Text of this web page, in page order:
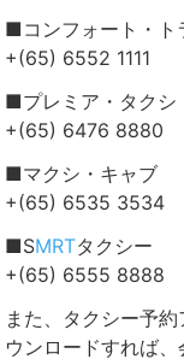
■コンフォート・ト
+(65) 6552 1111
■プレミア・タクシ
+(65) 6476 8880
■マクシ・キャブ
+(65) 6535 3534
■SMRTタクシー
+(65) 6555 8888
また、タクシー予
ウンロードすれば、